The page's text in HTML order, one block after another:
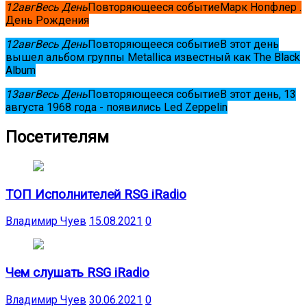
12авгВесь ДеньПовторяющееся событиеМарк Нопфлер .
День Рождения
12авгВесь ДеньПовторяющееся событиеВ этот день
вышел альбом группы Metallica известный как The Black
Album
13авгВесь ДеньПовторяющееся событиеВ этот день, 13
августа 1968 года - появились Led Zeppelin
Посетителям
ТОП Исполнителей RSG iRadio
Владимир Чуев 15.08.2021 0
Чем слушать RSG iRadio
Владимир Чуев 30.06.2021 0